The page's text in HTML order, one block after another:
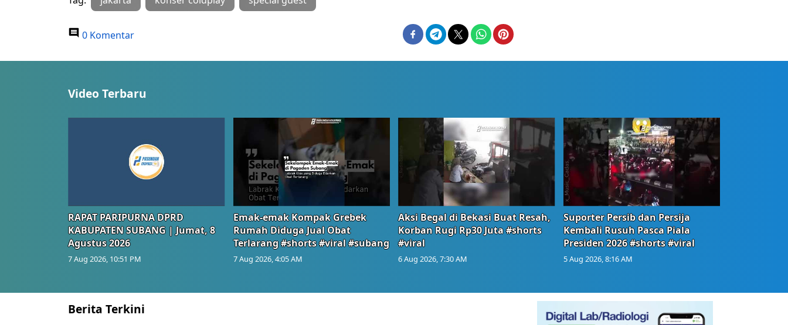
0 Komentar
Video Terbaru
RAPAT PARIPURNA DPRD
KABUPATEN SUBANG | Jumat, 8
Agustus 2026
7 Aug 2026, 10:51 PM
Emak-emak Kompak Grebek
Rumah Diduga Jual Obat
Terlarang #shorts #viral #subang
7 Aug 2026, 4:05 AM
Aksi Begal di Bekasi Buat Resah,
Korban Rugi Rp30 Juta #shorts
#viral
6 Aug 2026, 7:30 AM
Suporter Persib dan Persija
Kembali Rusuh Pasca Piala
Presiden 2026 #shorts #viral
5 Aug 2026, 8:16 AM
Berita Terkini